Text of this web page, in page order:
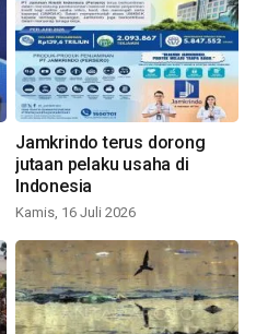
Jamkrindo terus dorong
jutaan pelaku usaha di
Indonesia
Kamis, 16 Juli 2026